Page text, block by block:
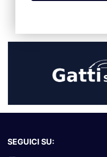
SEGUICI SU: